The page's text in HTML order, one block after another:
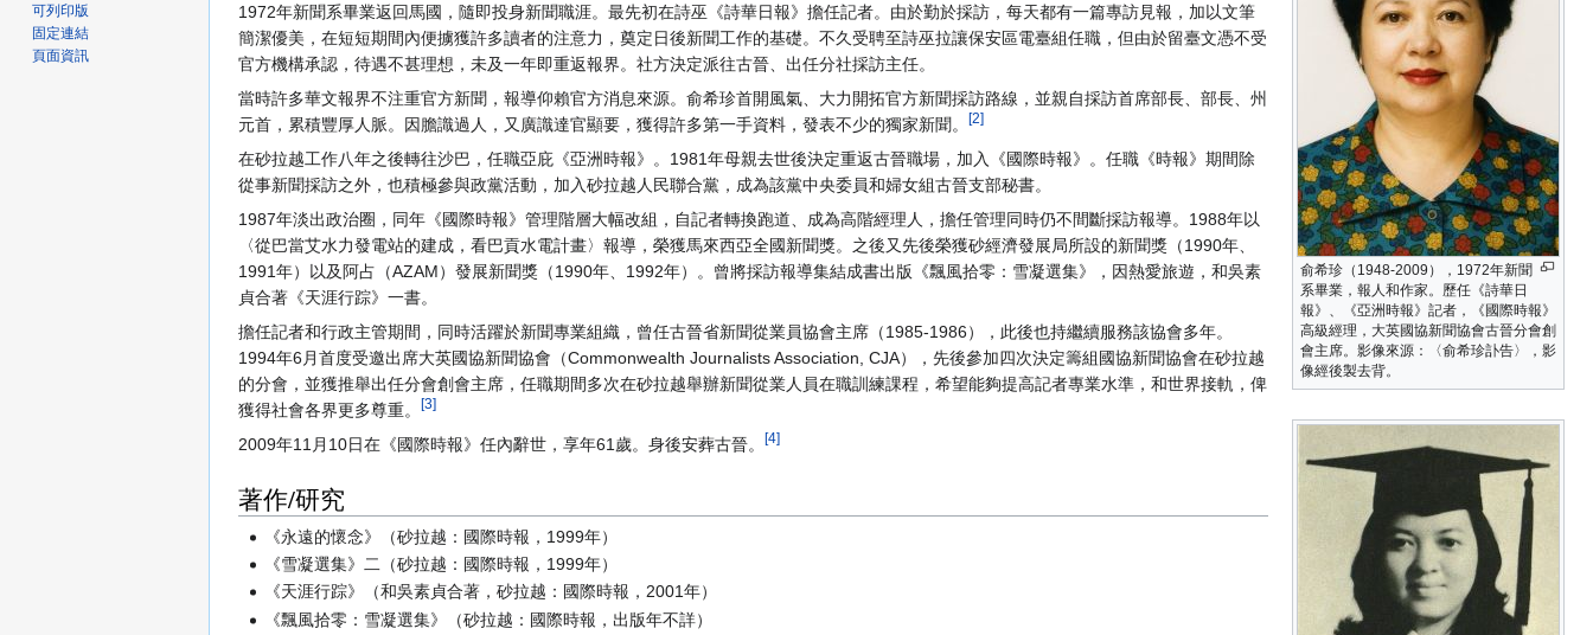
俞希珍（1948-2009），1972年新聞
系畢業，報人和作家。歷任《詩華日
報》、《亞洲時報》記者，《國際時報》
高級經理，大英國協新聞協會古晉分會創
會主席。影像來源：〈俞希珍訃告〉，影
像經後製去背。
1972年新聞系畢業返回馬國，隨即投身新聞職涯。最先初在詩巫《詩華日報》擔任記者。由於勤於採訪，每天都有一篇專訪見報，加以文筆
簡潔優美，在短短期間內便擄獲許多讀者的注意力，奠定日後新聞工作的基礎。不久受聘至詩巫拉讓保安區電臺組任職，但由於留臺文憑不受
官方機構承認，待遇不甚理想，未及一年即重返報界。社方決定派往古晉、出任分社採訪主任。
當時許多華文報界不注重官方新聞，報導仰賴官方消息來源。俞希珍首開風氣、大力開拓官方新聞採訪路線，並親自採訪首席部長、部長、州
元首，累積豐厚人脈。因膽識過人，又廣識達官顯要，獲得許多第一手資料，發表不少的獨家新聞。
[2]
在砂拉越工作八年之後轉往沙巴，任職亞庇《亞洲時報》。1981年母親去世後決定重返古晉職場，加入《國際時報》。任職《時報》期間除
從事新聞採訪之外，也積極參與政黨活動，加入砂拉越人民聯合黨，成為該黨中央委員和婦女組古晉支部秘書。
1987年淡出政治圈，同年《國際時報》管理階層大幅改組，自記者轉換跑道、成為高階經理人，擔任管理同時仍不間斷採訪報導。1988年以
〈從巴當艾水力發電站的建成，看巴貢水電計畫〉報導，榮獲馬來西亞全國新聞獎。之後又先後榮獲砂經濟發展局所設的新聞獎（1990年、
1991年）以及阿占（AZAM）發展新聞獎（1990年、1992年）。曾將採訪報導集結成書出版《飄風拾零：雪凝選集》，因熱愛旅遊，和吳素
貞合著《天涯行踪》一書。
擔任記者和行政主管期間，同時活躍於新聞專業組織，曾任古晉省新聞從業員協會主席（1985-1986），此後也持繼續服務該協會多年。
1994年6月首度受邀出席大英國協新聞協會（Commonwealth Journalists Association, CJA），先後參加四次決定籌組國協新聞協會在砂拉越
的分會，並獲推舉出任分會創會主席，任職期間多次在砂拉越舉辦新聞從業人員在職訓練課程，希望能夠提高記者專業水準，和世界接軌，俾
獲得社會各界更多尊重。
[3]
2009年11月10日在《國際時報》任內辭世，享年61歲。身後安葬古晉。 [4]
著作/研究
《永遠的懷念》（砂拉越：國際時報，1999年）
《雪凝選集》二（砂拉越：國際時報，1999年）
《天涯行踪》（和吳素貞合著，砂拉越：國際時報，2001年）
《飄風拾零：雪凝選集》（砂拉越：國際時報，出版年不詳）
可列印版
固定連結
頁面資訊